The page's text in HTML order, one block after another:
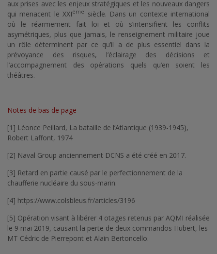
aux prises avec les enjeux stratégiques et les nouveaux dangers
qui menacent le XXIème
siècle. Dans un contexte international
où le réarmement fait loi et où s’intensifient les conflits
asymétriques, plus que jamais, le renseignement militaire joue
un rôle déterminent par ce qu’il a de plus essentiel dans la
prévoyance des risques, l’éclairage des décisions et
l’accompagnement des opérations quels qu’en soient les
théâtres.
Notes de bas de page
[1] Léonce Peillard, La bataille de l’Atlantique (1939-1945),
Robert Laffont, 1974
[2] Naval Group anciennement DCNS a été créé en 2017.
[3] Retard en partie causé par le perfectionnement de la
chaufferie nucléaire du sous-marin.
[4] https://www.colsbleus.fr/articles/3196
[5] Opération visant à libérer 4 otages retenus par AQMI réalisée
le 9 mai 2019, causant la perte de deux commandos Hubert, les
MT Cédric de Pierrepont et Alain Bertoncello.